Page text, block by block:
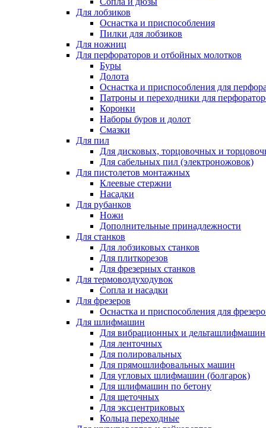
Для лобзиков
Оснастка и приспособления
Пилки для лобзиков
Для ножниц
Для перфораторов и отбойных молотков
Буры
Долота
Оснастка и приспособления для
Патроны и переходники для
Коронки
Наборы буров и долот
Смазки
Для пил
Для дисковых, торцовочных и
Для сабельных пил (электроножовок)
Для пистолетов монтажных
Клеевые стержни
Насадки
Для рубанков
Ножи
Дополнительные принадлежности
Для станков
Для лобзиковых станков
Для плиткорезов
Для фрезерных станков
Для термовоздуходувок
Сопла и насадки
Для фрезеров
Оснастка и приспособления для
Для шлифмашин
Для вибрационных и дельташлифмашин
Для ленточных
Для полировальных
Для прямошлифовальных машин
Для угловых шлифмашин (болгарок)
Для шлифмашин по бетону
Для щеточных
Для эксцентриковых
Кольца переходные